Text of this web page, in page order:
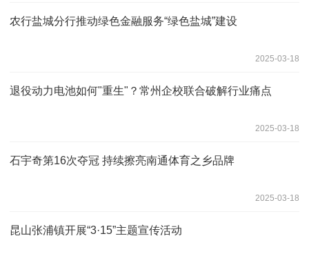
农行盐城分行推动绿色金融服务“绿色盐城”建设
2025-03-18
退役动力电池如何"重生"？常州企校联合破解行业痛点
2025-03-18
石宇奇第16次夺冠 持续擦亮南通体育之乡品牌
2025-03-18
昆山张浦镇开展“3·15”主题宣传活动